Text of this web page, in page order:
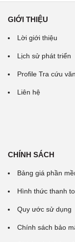
GIỚI THIỆU
Lời giới thiệu
Lịch sử phát triển
Profile Tra cứu
Liên hệ
CHÍNH SÁCH
Bảng giá phần
Hình thức thanh
Quy ước sử dụng
Chính sách bảo